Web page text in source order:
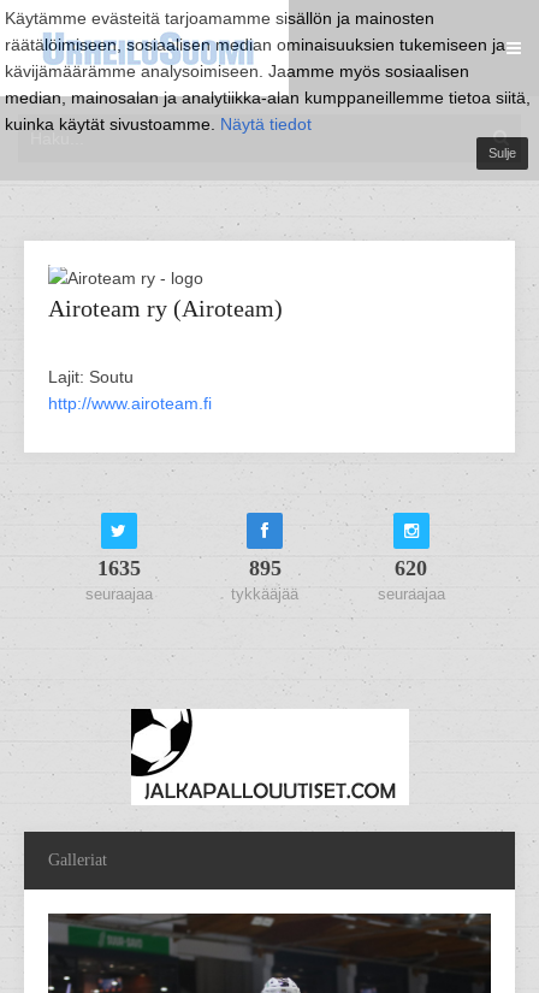
Käytämme evästeitä tarjoamamme sisällön ja mainosten
räätälöimiseen, sosiaalisen median ominaisuuksien tukemiseen ja
kävijämäärämme analysoimiseen. Jaamme myös sosiaalisen
median, mainosalan ja analytiikka-alan kumppaneillemme tietoa siitä,
kuinka käytät sivustoamme. Näytä tiedot
Sulje
Airoteam ry (Airoteam)
Lajit: Soutu
http://www.airoteam.fi
1635
seuraajaa
895
tykkääjää
620
seuraajaa
Galleriat